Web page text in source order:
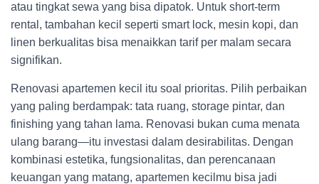
atau tingkat sewa yang bisa dipatok. Untuk short-term
rental, tambahan kecil seperti smart lock, mesin kopi, dan
linen berkualitas bisa menaikkan tarif per malam secara
signifikan.
Renovasi apartemen kecil itu soal prioritas. Pilih perbaikan
yang paling berdampak: tata ruang, storage pintar, dan
finishing yang tahan lama. Renovasi bukan cuma menata
ulang barang—itu investasi dalam desirabilitas. Dengan
kombinasi estetika, fungsionalitas, dan perencanaan
keuangan yang matang, apartemen kecilmu bisa jadi